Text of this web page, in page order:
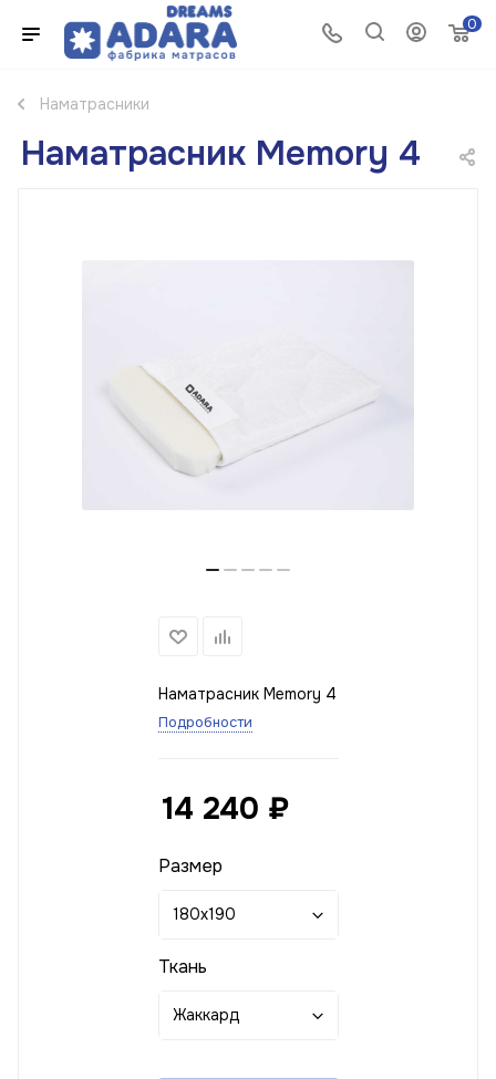
0
Наматрасники
Наматрасник Memory 4
Наматрасник Memory 4
Подробности
14 240 ₽
Размер
180x190
Ткань
Жаккард